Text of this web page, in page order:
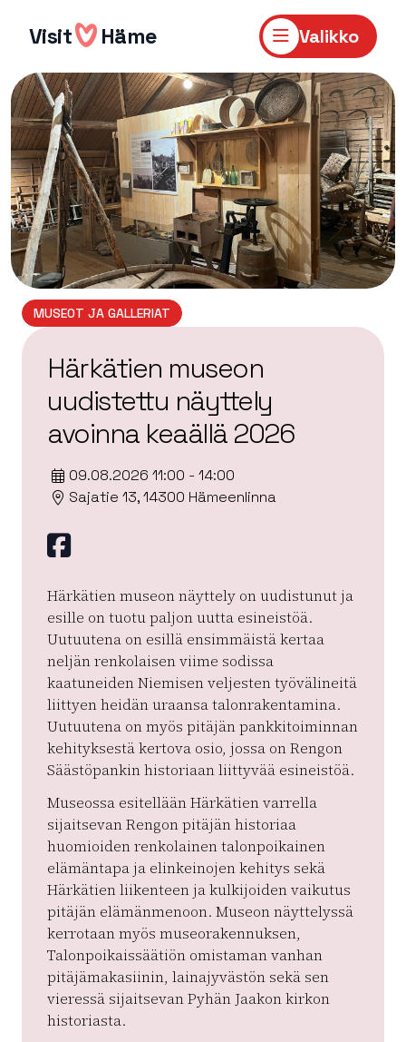
sisältöön
Visit Häme Valikko
MUSEOT JA GALLERIAT
Härkätien museon
uudistettu näyttely
avoinna keaällä 2026
09.08.2026 11:00 - 14:00
Sajatie 13, 14300 Hämeenlinna
Facebook
Härkätien museon näyttely on uudistunut ja
esille on tuotu paljon uutta esineistöä.
Uutuutena on esillä ensimmäistä kertaa
neljän renkolaisen viime sodissa
kaatuneiden Niemisen veljesten työvälineitä
liittyen heidän uraansa talonrakentamina.
Uutuutena on myös pitäjän pankkitoiminnan
kehityksestä kertova osio, jossa on Rengon
Säästöpankin historiaan liittyvää esineistöä.
Museossa esitellään Härkätien varrella
sijaitsevan Rengon pitäjän historiaa
huomioiden renkolainen talonpoikainen
elämäntapa ja elinkeinojen kehitys sekä
Härkätien liikenteen ja kulkijoiden vaikutus
pitäjän elämänmenoon. Museon näyttelyssä
kerrotaan myös museorakennuksen,
Talonpoikaissäätiön omistaman vanhan
pitäjämakasiinin, lainajyvästön sekä sen
vieressä sijaitsevan Pyhän Jaakon kirkon
historiasta.